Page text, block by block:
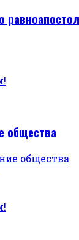
общества